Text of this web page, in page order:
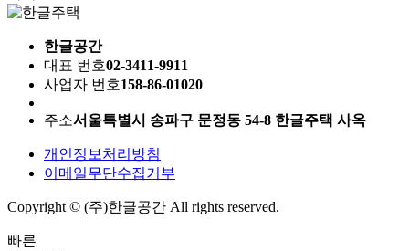
한글공간
대표 번호02-3411-9911
사업자 번호158-86-01020
주소서울특별시 송파구 문정동 54-8 한글주택 사옥
개인정보처리방침
이메일무단수집거부
Copyright © (주)한글공간 All rights reserved.
빠른